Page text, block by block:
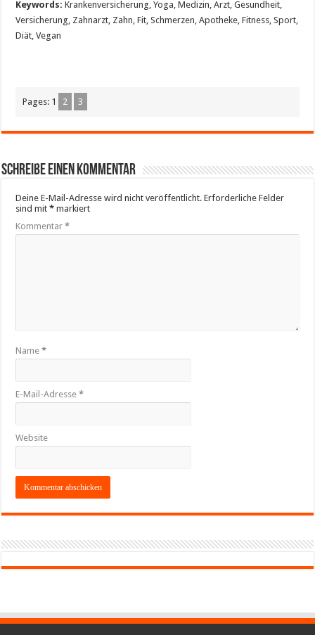
Keywords: Krankenversicherung, Yoga, Medizin, Arzt, Gesundheit,
Versicherung, Zahnarzt, Zahn, Fit, Schmerzen, Apotheke, Fitness, Sport,
Diät, Vegan
Pages: 1 2 3
Schreibe einen Kommentar
Deine E-Mail-Adresse wird nicht veröffentlicht. Erforderliche Felder
sind mit* markiert
Kommentar*
Name*
E-Mail-Adresse*
Website